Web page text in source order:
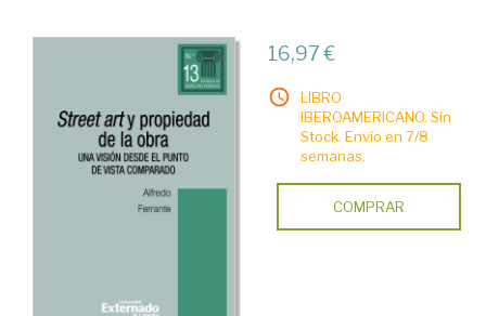
16,97 €
LIBRO
IBEROAMERICANO. Sin
Stock. Envío en 7/8
semanas.
COMPRAR